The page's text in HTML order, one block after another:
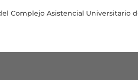
Complejo Asistencial Universitario